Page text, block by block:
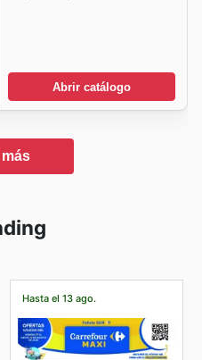
Abrir catálogo
Hasta el 13 ago.